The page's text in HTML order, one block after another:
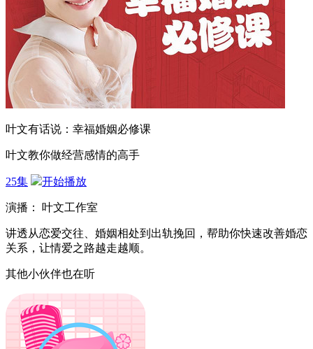
叶文有话说：幸福婚姻必修课
叶文教你做经营感情的高手
25集 开始播放
演播： 叶文工作室
讲透从恋爱交往、婚姻相处到出轨挽回，帮助你快速改善婚恋
关系，让情爱之路越走越顺。
其他小伙伴也在听